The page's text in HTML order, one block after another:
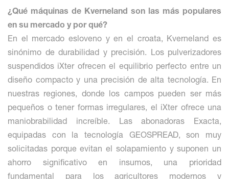
¿Qué máquinas de Kverneland son las más populares
en su mercado y por qué?
En el mercado esloveno y en el croata, Kverneland es
sinónimo de durabilidad y precisión. Los pulverizadores
suspendidos iXter ofrecen el equilibrio perfecto entre un
diseño compacto y una precisión de alta tecnología. En
nuestras regiones, donde los campos pueden ser más
pequeños o tener formas irregulares, el iXter ofrece una
maniobrabilidad increíble. Las abonadoras Exacta,
equipadas con la tecnología GEOSPREAD, son muy
solicitadas porque evitan el solapamiento y suponen un
ahorro significativo en insumos, una prioridad
fundamental para los agricultores modernos y